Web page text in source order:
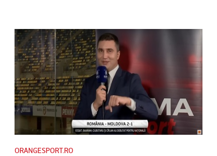
ORANGESPORT.RO